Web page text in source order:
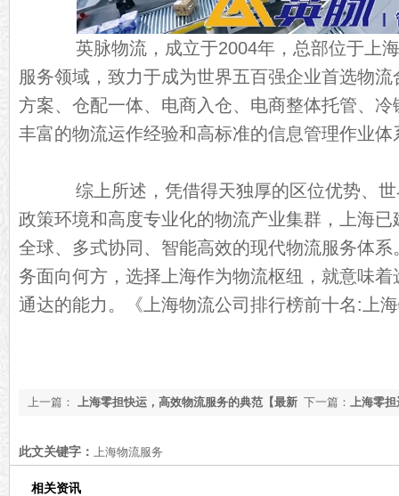
英脉物流，成立于2004年，总部位于上海
服务领域，致力于成为世界五百强企业首选物
方案、仓配一体、电商入仓、电商整体托管、
丰富的物流运作经验和高标准的信息管理作业体
综上所述，凭借得天独厚的区位优势、世
政策环境和高度专业化的物流产业集群，上海
全球、多式协同、智能高效的现代物流服务体
务面向何方，选择上海作为物流枢纽，就意味
通达的能力。《 上海物流公司排行榜前十名:上
下一篇： 上海零
上一篇： 上海零担快运，高效物流服务的典范【最新
此文关键字： 上海物流服务
相关资讯